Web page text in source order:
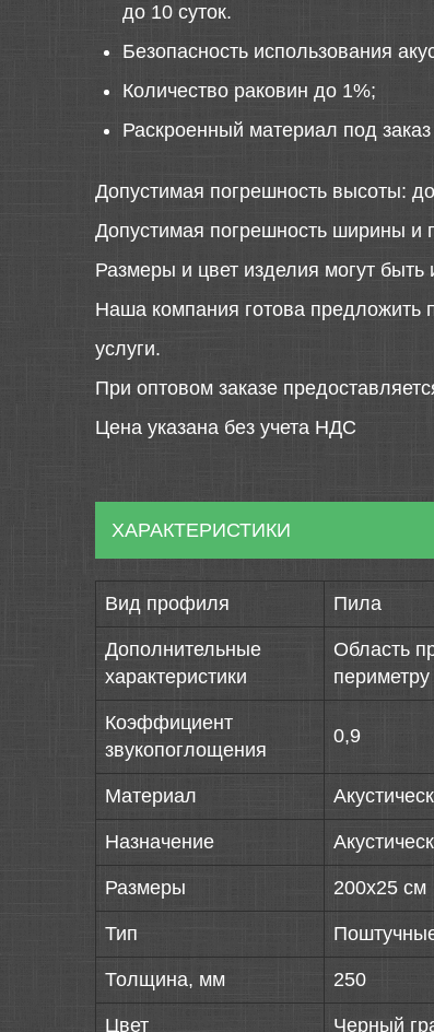
до 10 суток.
Безопасность использования
Количество раковин до 1%;
Раскроенный материал под
Допустимая погрешность высоты:
Допустимая погрешность ширины и
Размеры и цвет изделия могут
Наша компания готова предложить
услуги.
При оптовом заказе
Цена указана без учета НДС
ХАРАКТЕРИСТИКИ
Вид профиля Пила
Дополнительные
характеристики
Область
Коэффициент
звукопоглощения
0,9
Материал
Назначение
Размеры 200х25 см
Тип
Толщина, мм 250
Цвет Черный